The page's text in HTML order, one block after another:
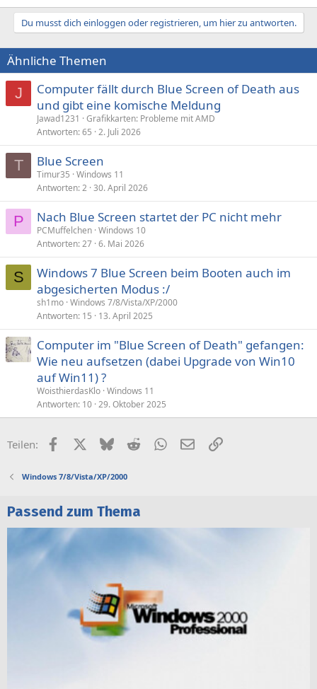
Du musst dich einloggen oder registrieren, um hier zu antworten.
Ähnliche Themen
J
Computer fällt durch Blue Screen of Death aus
und gibt eine komische Meldung
Jawad1231
Grafikkarten: Probleme mit AMD
Antworten 65 2. Juli 2026
T Blue Screen
Timur35 Windows 11
Antworten 2 30. April 2026
P Nach Blue Screen startet der PC nicht mehr
PCMuffelchen Windows 10
Antworten 27 6. Mai 2026
S
Windows 7 Blue Screen beim Booten auch im
abgesicherten Modus :/
sh1mo Windows 7/8/Vista/XP/2000
Antworten 15 13. April 2025
Computer im "Blue Screen of Death" gefangen:
Wie neu aufsetzen (dabei Upgrade von Win10
auf Win11) ?
WoisthierdasKlo Windows 11
Antworten 10 29. Oktober 2025
Teilen: FacebookX (Twitter)
BlueskyRedditWhatsApp
E-MailLink
Windows 7/8/Vista/XP/2000
Passend zum Thema